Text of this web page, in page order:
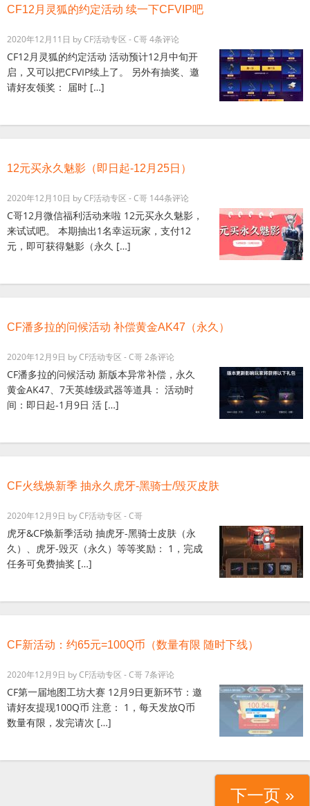
CF12月灵狐的约定活动 续一下CFVIP吧
2020年12月11日 byCF活动专区 - C哥4条评论
CF12月灵狐的约定活动 活动预计12月中旬开
启，又可以把CFVIP续上了。 另外有抽奖、邀
请好友领奖： 届时 […]
12元买永久魅影（即日起-12月25日）
2020年12月10日 byCF活动专区 - C哥 144条评论
C哥12月微信福利活动来啦 12元买永久魅影，
来试试吧。 本期抽出1名幸运玩家，支付12
元，即可获得魅影（永久 […]
CF潘多拉的问候活动 补偿黄金AK47（永久）
2020年12月9日 byCF活动专区 - C哥2条评论
CF潘多拉的问候活动 新版本异常补偿，永久
黄金AK47、7天英雄级武器等道具： 活动时
间：即日起-1月9日 活 […]
CF火线焕新季 抽永久虎牙-黑骑士/毁灭皮肤
2020年12月9日 byCF活动专区 - C哥
虎牙&CF焕新季活动 抽虎牙-黑骑士皮肤（永
久）、虎牙-毁灭（永久）等等奖励： 1，完成
任务可免费抽奖 […]
CF新活动：约65元=100Q币（数量有限 随时下线）
2020年12月9日 byCF活动专区 - C哥7条评论
CF第一届地图工坊大赛 12月9日更新环节：邀
请好友提现100Q币 注意： 1，每天发放Q币
数量有限，发完请次 […]
下一页 »